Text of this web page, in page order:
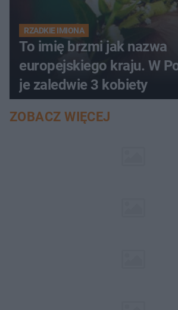
RZADKIE IMIONA
To imię brzmi jak nazwa
europejskiego kraju. W
je zaledwie 3 kobiety
ZOBACZ WIĘCEJ